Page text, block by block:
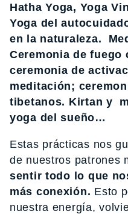
Hatha Yoga, Yoga
Yoga del
en la naturaleza.
Ceremonia de fuego
ceremonia de
meditación;
tibetanos. Kirtan y
yoga del sueño…
Estas prácticas nos
de nuestros patrones
sentir todo lo que
más conexión. Esto
nuestra energía,